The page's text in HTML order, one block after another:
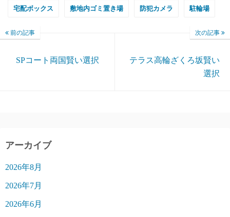
宅配ボックス 敷地内ゴミ置き場 防犯カメラ 駐輪場
前の記事
SPコート両国賢い選択
次の記事
テラス高輪ざくろ坂賢い
選択
アーカイブ
2026年8月
2026年7月
2026年6月